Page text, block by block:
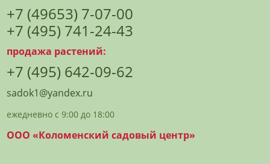
+7 (49653) 7-07-00
+7 (495) 741-24-43
продажа растений:
+7 (495) 642-09-62
sadok1@yandex.ru
ежедневно с 9:00 до 18:00
ООО «Коломенский садовый центр»